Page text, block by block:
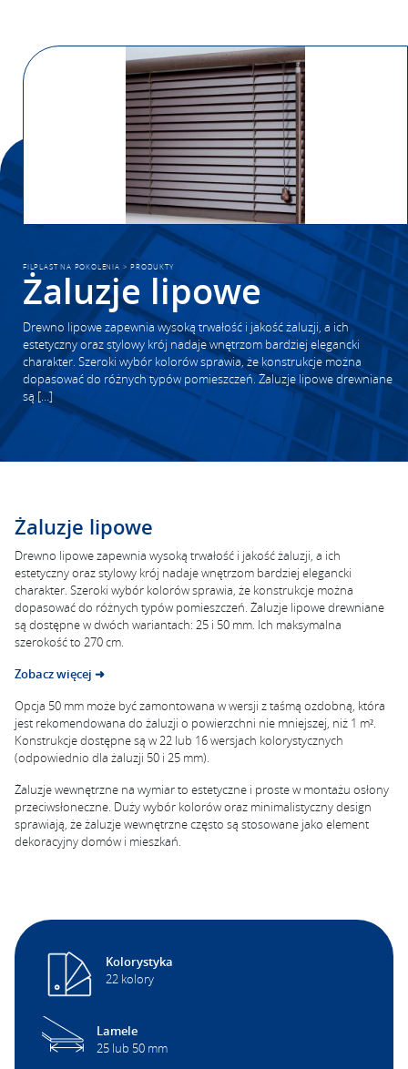
FILPLAST NA POKOLENIA >PRODUKTY
Żaluzje lipowe
Drewno lipowe zapewnia wysoką trwałość i jakość żaluzji, a ich
estetyczny oraz stylowy krój nadaje wnętrzom bardziej elegancki
charakter. Szeroki wybór kolorów sprawia, że konstrukcje można
dopasować do różnych typów pomieszczeń. Żaluzje lipowe drewniane
są […]
Żaluzje lipowe
Drewno lipowe zapewnia wysoką trwałość i jakość żaluzji, a ich
estetyczny oraz stylowy krój nadaje wnętrzom bardziej elegancki
charakter. Szeroki wybór kolorów sprawia, że konstrukcje można
dopasować do różnych typów pomieszczeń. Żaluzje lipowe drewniane
są dostępne w dwóch wariantach: 25 i 50 mm. Ich maksymalna
szerokość to 270 cm.
Zobacz więcej ➜
Opcja 50 mm może być zamontowana w wersji z taśmą ozdobną, która
jest rekomendowana do żaluzji o powierzchni nie mniejszej, niż 1 m².
Konstrukcje dostępne są w 22 lub 16 wersjach kolorystycznych
(odpowiednio dla żaluzji 50 i 25 mm).
Żaluzje wewnętrzne na wymiar to estetyczne i proste w montażu osłony
przeciwsłoneczne. Duży wybór kolorów oraz minimalistyczny design
sprawiają, że żaluzje wewnętrzne często są stosowane jako element
dekoracyjny domów i mieszkań.
Kolorystyka
22 kolory
Lamele
25 lub 50 mm